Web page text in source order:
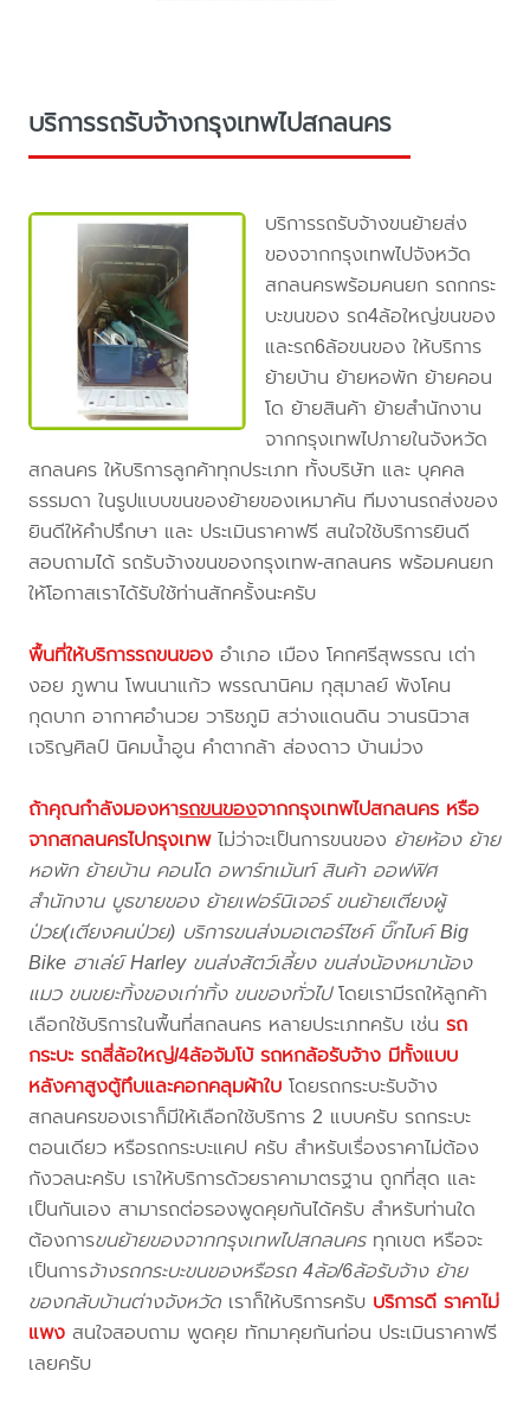
บริการรถรับจ้างกรุงเทพไปสกลนคร
บริการรถรับจ้างขนย้ายส่ง
ของจากกรุงเทพไปจังหวัด
สกลนครพร้อมคนยก รถกกระ
บะขนของ รถ4ล้อใหญ่ขนของ
และรถ6ล้อขนของ ให้บริการ
ย้ายบ้าน ย้ายหอพัก ย้ายคอน
โด ย้ายสินค้า ย้ายสำนักงาน
จากกรุงเทพไปภายในจังหวัด
สกลนคร ให้บริการลูกค้าทุกประเภท ทั้งบริษัท และ บุคคล
ธรรมดา ในรูปแบบขนของย้ายของเหมาคัน ทีมงานรถส่งของ
ยินดีให้คำปรึกษา และ ประเมินราคาฟรี สนใจใช้บริการยินดี
สอบถามได้ รถรับจ้างขนของกรุงเทพ-สกลนคร พร้อมคนยก
ให้โอกาสเราได้รับใช้ท่านสักครั้งนะครับ
พื้นที่ให้บริการรถขนของ อำเภอ เมือง โคกศรีสุพรรณ เต่า
งอย ภูพาน โพนนาแก้ว พรรณานิคม กุสุมาลย์ พังโคน
กุดบาก อากาศอำนวย วาริชภูมิ สว่างแดนดิน วานรนิวาส
เจริญศิลป์ นิคมน้ำอูน คำตากล้า ส่องดาว บ้านม่วง
ถ้าคุณกำลังมองหารถขนของจากกรุงเทพไปสกลนคร หรือ
จากสกลนครไปกรุงเทพไม่ว่าจะเป็นการขนของ ย้ายห้อง ย้าย
หอพัก ย้ายบ้าน คอนโด อพาร์ทเม้นท์ สินค้า ออฟฟิศ
สำนักงาน บูธขายของ ย้ายเฟอร์นิเจอร์ ขนย้ายเตียงผู้
ป่วย(เตียงคนป่วย) บริการขนส่งมอเตอร์ไซค์ บิ๊กไบค์ Big
Bike ฮาเล่ย์ Harley ขนส่งสัตว์เลี้ยง ขนส่งน้องหมาน้อง
แมว ขนขยะทิ้งของเก่าทิ้ง ขนของทั่วไปโดยเรามีรถให้ลูกค้า
เลือกใช้บริการในพื้นที่สกลนคร หลายประเภทครับ เช่นรถ
กระบะ รถสี่ล้อใหญ่/4ล้อจัมโบ้ รถหกล้อรับจ้าง มีทั้งแบบ
หลังคาสูงตู้ทึบและคอกคลุมผ้าใบ โดยรถกระบะรับจ้าง
สกลนครของเราก็มีให้เลือกใช้บริการ 2 แบบครับ รถกระบะ
ตอนเดียว หรือรถกระบะแคป ครับ สำหรับเรื่องราคาไม่ต้อง
กังวลนะครับ เราให้บริการด้วยราคามาตรฐาน ถูกที่สุด และ
เป็นกันเอง สามารถต่อรองพูดคุยกันได้ครับ สำหรับท่านใด
ต้องการขนย้ายของจากกรุงเทพไปสกลนครทุกเขต หรือจะ
เป็นการจ้างรถกระบะขนของหรือรถ 4ล้อ/6ล้อรับจ้าง ย้าย
ของกลับบ้านต่างจังหวัด เราก็ให้บริการครับ บริการดี ราคาไม่
แพง สนใจสอบถาม พูดคุย ทักมาคุยกันก่อน ประเมินราคาฟรี
เลยครับ